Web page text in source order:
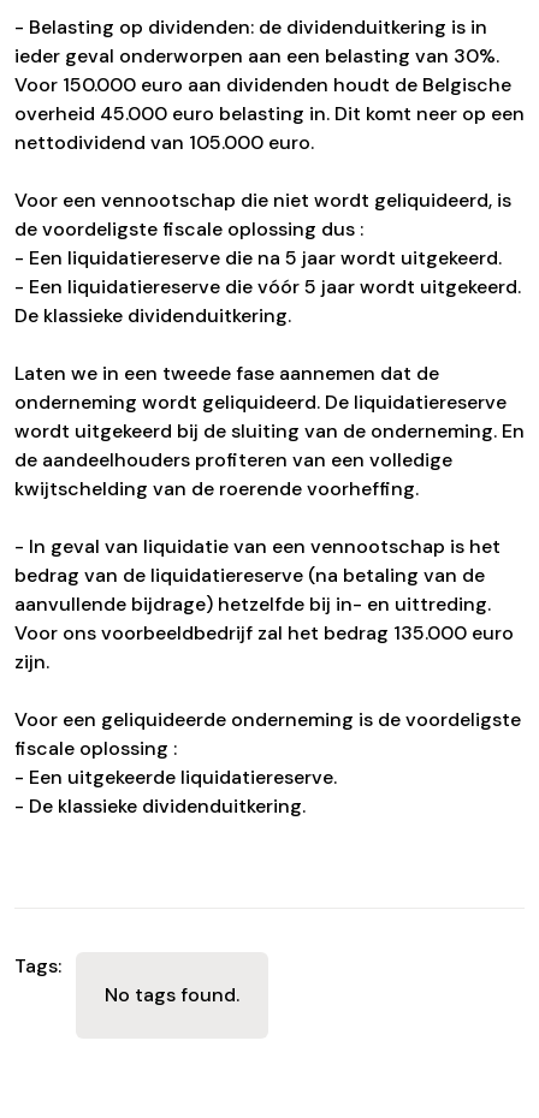
- Belasting op dividenden: de dividenduitkering is in
ieder geval onderworpen aan een belasting van 30%.
Voor 150.000 euro aan dividenden houdt de Belgische
overheid 45.000 euro belasting in. Dit komt neer op een
nettodividend van 105.000 euro.
Voor een vennootschap die niet wordt geliquideerd, is
de voordeligste fiscale oplossing dus :
- Een liquidatiereserve die na 5 jaar wordt uitgekeerd.
- Een liquidatiereserve die vóór 5 jaar wordt uitgekeerd.
De klassieke dividenduitkering.
Laten we in een tweede fase aannemen dat de
onderneming wordt geliquideerd. De liquidatiereserve
wordt uitgekeerd bij de sluiting van de onderneming. En
de aandeelhouders profiteren van een volledige
kwijtschelding van de roerende voorheffing.
- In geval van liquidatie van een vennootschap is het
bedrag van de liquidatiereserve (na betaling van de
aanvullende bijdrage) hetzelfde bij in- en uittreding.
Voor ons voorbeeldbedrijf zal het bedrag 135.000 euro
zijn.
Voor een geliquideerde onderneming is de voordeligste
fiscale oplossing :
- Een uitgekeerde liquidatiereserve.
- De klassieke dividenduitkering.
Tags:
No tags found.